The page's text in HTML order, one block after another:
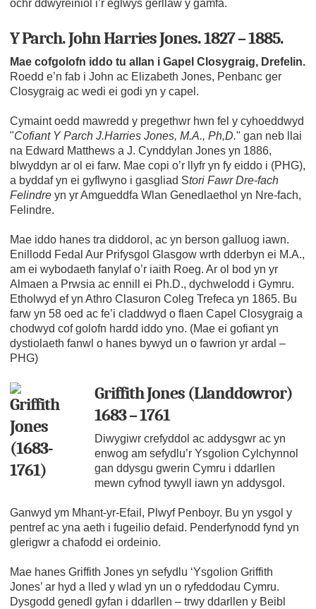
ochr ddwyreiniol i’r eglwys gerllaw y gamfa.
Y Parch. John Harries Jones. 1827 – 1885.
Mae cofgolofn iddo tu allan i Gapel Closygraig, Drefelin.
Roedd e’n fab i John ac Elizabeth Jones, Penbanc ger
Closygraig ac wedi ei godi yn y capel.
Cymaint oedd mawredd y pregethwr hwn fel y cyhoeddwyd
"Cofiant Y Parch J.Harries Jones, M.A., Ph,D." gan neb llai
na Edward Matthews a J. Cynddylan Jones yn 1886,
blwyddyn ar ol ei farw. Mae copi o’r llyfr yn fy eiddo i (PHG),
a byddaf yn ei gyflwyno i gasgliad Stori Fawr Dre-fach
Felindre yn yr Amgueddfa Wlan Genedlaethol yn Nre-fach,
Felindre.
Mae iddo hanes tra diddorol, ac yn berson galluog iawn.
Enillodd Fedal Aur Prifysgol Glasgow wrth dderbyn ei M.A.,
am ei wybodaeth fanylaf o’r iaith Roeg. Ar ol bod yn yr
Almaen a Prwsia ac ennill ei Ph.D., dychwelodd i Gymru.
Etholwyd ef yn Athro Clasuron Coleg Trefeca yn 1865. Bu
farw yn 58 oed ac fe’i claddwyd o flaen Capel Closygraig a
chodwyd cof golofn hardd iddo yno. (Mae ei gofiant yn
dystiolaeth fanwl o hanes bywyd un o fawrion yr ardal –
PHG)
Griffith Jones (Llanddowror)
1683 – 1761
Diwygiwr crefyddol ac addysgwr ac yn
enwog am sefydlu’r Ysgolion Cylchynnol
gan ddysgu gwerin Cymru i ddarllen
mewn cyfnod tywyll iawn yn addysgol.
Ganwyd ym Mhant-yr-Efail, Plwyf Penboyr. Bu yn ysgol y
pentref ac yna aeth i fugeilio defaid. Penderfynodd fynd yn
glerigwr a chafodd ei ordeinio.
Mae hanes Griffith Jones yn sefydlu ‘Ysgolion Griffith
Jones’ ar hyd a lled y wlad yn un o ryfeddodau Cymru.
Dysgodd genedl gyfan i ddarllen – trwy ddarllen y Beibl